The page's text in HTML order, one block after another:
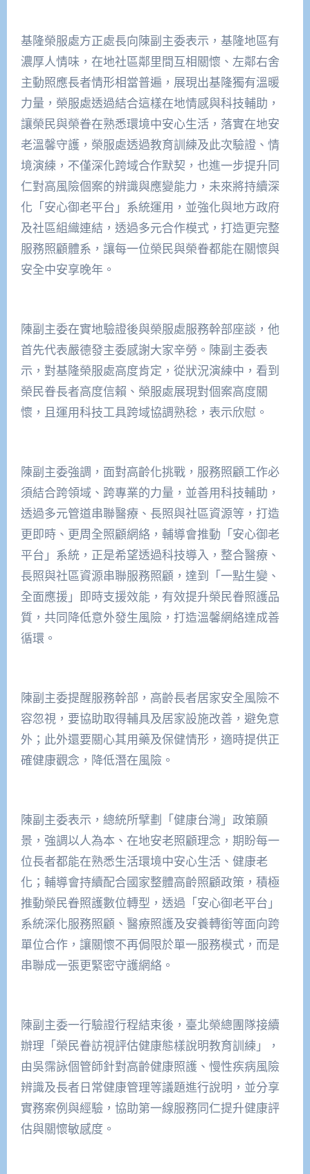
基隆榮服處方正處長向陳副主委表示，基隆地區有
濃厚人情味，在地社區鄰里間互相關懷、左鄰右舍
主動照應長者情形相當普遍，展現出基隆獨有溫暖
力量，榮服處透過結合這樣在地情感與科技輔助，
讓榮民與榮眷在熟悉環境中安心生活，落實在地安
老溫馨守護，榮服處透過教育訓練及此次驗證、情
境演練，不僅深化跨域合作默契，也進一步提升同
仁對高風險個案的辨識與應變能力，未來將持續深
化「安心御老平台」系統運用，並強化與地方政府
及社區組織連結，透過多元合作模式，打造更完整
服務照顧體系，讓每一位榮民與榮眷都能在關懷與
安全中安享晚年。
陳副主委在實地驗證後與榮服處服務幹部座談，他
首先代表嚴德發主委感謝大家辛勞。陳副主委表
示，對基隆榮服處高度肯定，從狀況演練中，看到
榮民眷長者高度信賴、榮服處展現對個案高度關
懷，且運用科技工具跨域協調熟稔，表示欣慰。
陳副主委強調，面對高齡化挑戰，服務照顧工作必
須結合跨領域、跨專業的力量，並善用科技輔助，
透過多元管道串聯醫療、長照與社區資源等，打造
更即時、更周全照顧網絡，輔導會推動「安心御老
平台」系統，正是希望透過科技導入，整合醫療、
長照與社區資源串聯服務照顧，達到「一點生變、
全面應援」即時支援效能，有效提升榮民眷照護品
質，共同降低意外發生風險，打造溫馨網絡達成善
循環。
陳副主委提醒服務幹部，高齡長者居家安全風險不
容忽視，要協助取得輔具及居家設施改善，避免意
外；此外還要關心其用藥及保健情形，適時提供正
確健康觀念，降低潛在風險。
陳副主委表示，總統所擘劃「健康台灣」政策願
景，強調以人為本、在地安老照顧理念，期盼每一
位長者都能在熟悉生活環境中安心生活、健康老
化；輔導會持續配合國家整體高齡照顧政策，積極
推動榮民眷照護數位轉型，透過「安心御老平台」
系統深化服務照顧、醫療照護及安養轉銜等面向跨
單位合作，讓關懷不再侷限於單一服務模式，而是
串聯成一張更緊密守護網絡。
陳副主委一行驗證行程結束後，臺北榮總團隊接續
辦理「榮民眷訪視評估健康態樣說明教育訓練」，
由吳霈詠個管師針對高齡健康照護、慢性疾病風險
辨識及長者日常健康管理等議題進行說明，並分享
實務案例與經驗，協助第一線服務同仁提升健康評
估與關懷敏感度。